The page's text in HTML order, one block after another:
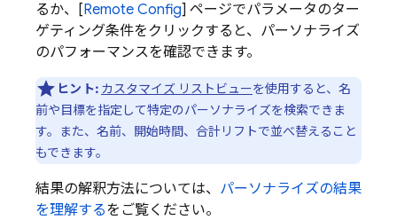
るか、[Remote Config] ページでパラメータのター
ゲティング条件をクリックすると、パーソナライズ
のパフォーマンスを確認できます。
ヒント: カスタマイズ リストビューを使用すると、名
前や目標を指定して特定のパーソナライズを検索できま
す。また、名前、開始時間、合計リフトで並べ替えること
もできます。
結果の解釈方法については、 パーソナライズの結果
を理解するをご覧ください。